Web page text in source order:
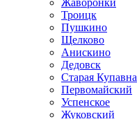
Жаворонки
Троицк
Пушкино
Щелково
Анискино
Дедовск
Старая Купавна
Первомайский
Успенское
Жуковский